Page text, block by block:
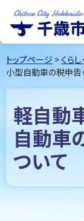
千歳市Chitose
City Hokkaido
トップページ > くら
小型自動車の税申告
軽自動
自動車
ついて